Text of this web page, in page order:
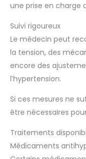
une prise en charge
Suivi rigoureux
Le médecin peut
la tension, des
encore des
l’hypertension.
Si ces mesures ne
être nécessaires
Traitements
Médicaments